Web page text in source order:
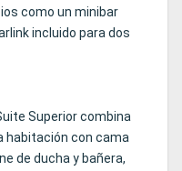
como un minibar
incluido para dos
Superior combina
habitación con cama
de ducha y bañera,